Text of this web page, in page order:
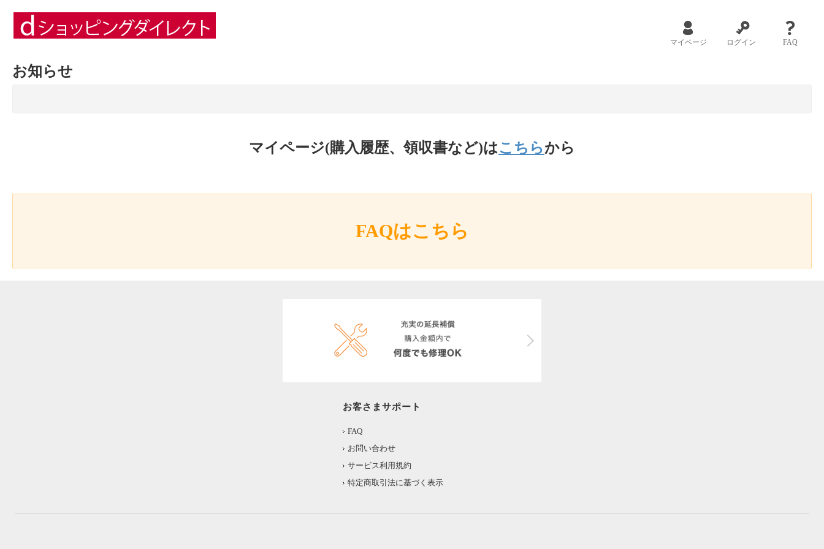
マイページ ログイン FAQ
お知らせ
マイページ(購入履歴、領収書など)はこちらから
FAQはこちら
お客さまサポート
FAQ
お問い合わせ
サービス利用規約
特定商取引法に基づく表示